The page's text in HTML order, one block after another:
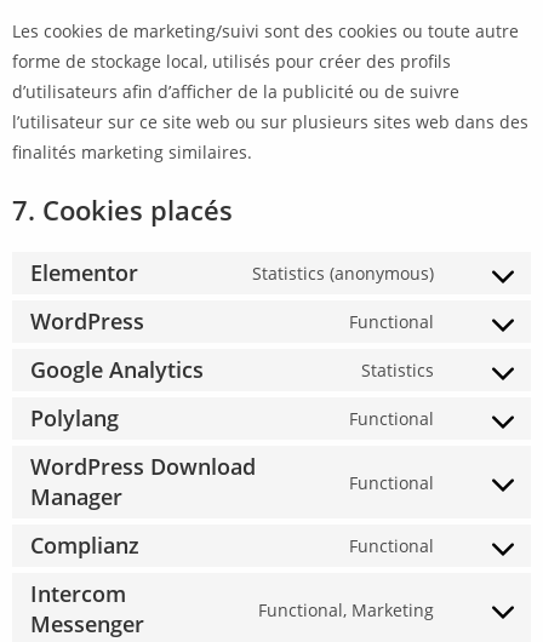
Les cookies de marketing/suivi sont des cookies ou toute autre
forme de stockage local, utilisés pour créer des profils
d’utilisateurs afin d’afficher de la publicité ou de suivre
l’utilisateur sur ce site web ou sur plusieurs sites web dans des
finalités marketing similaires.
7. Cookies placés
Elementor Statistics (anonymous)
WordPress Functional
Google Analytics Statistics
Polylang Functional
WordPress Download
Manager
Functional
Complianz Functional
Intercom
Messenger
Functional, Marketing